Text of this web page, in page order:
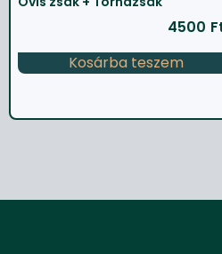
4500
Kosárba teszem